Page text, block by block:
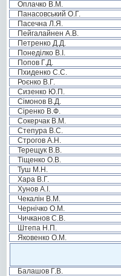
Оплачко В.М.
Панасовський О.Г.
Пасечна Л.Я.
Пейгалайнен А.В.
Петренко Д.Д.
Понеділко В.І.
Попов Г.Д.
Пхиденко С.С.
Роєнко В.Г.
Сизенко Ю.П.
Сімонов В.Д.
Сіренко В.Ф.
Сокерчак В.М.
Степура В.С.
Строгов А.Н.
Терещук В.В.
Тіщенко О.В.
Туш М.Н.
Хара В.Г.
Хунов А.І.
Чекалін В.М.
Чернічко О.М.
Чичканов С.В.
Штепа Н.П.
Яковенко О.М.
Балашов Г.В.